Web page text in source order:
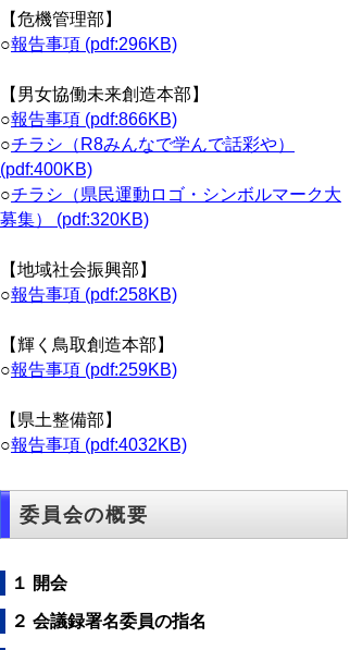
【危機管理部】
○報告事項 (pdf:296KB)
【男女協働未来創造本部】
○報告事項 (pdf:866KB)
○チラシ（R8みんなで学んで話彩や）
(pdf:400KB)
○チラシ（県民運動ロゴ・シンボルマーク大
募集） (pdf:320KB)
【地域社会振興部】
○報告事項 (pdf:258KB)
【輝く鳥取創造本部】
○報告事項 (pdf:259KB)
【県土整備部】
○報告事項 (pdf:4032KB)
委員会の概要
１ 開会
２ 会議録署名委員の指名